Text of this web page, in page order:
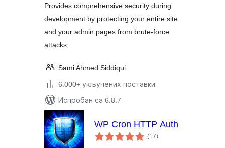
Provides comprehensive security during
development by protecting your entire site
and your admin pages from brute-force
attacks.
Sami Ahmed Siddiqui
6.000+ укључених поставки
Испробан са 6.8.7
WP Cron HTTP Auth
(17укупних
оцена
)